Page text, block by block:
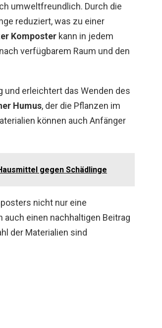
umweltfreundlich. Durch die
reduziert, was zu einer
Komposter kann in jedem
verfügbarem Raum und den
erleichtert das Wenden des
Humus, der die Pflanzen im
können auch Anfänger
gegen Schädlinge
nicht nur eine
einen nachhaltigen Beitrag
der Materialien sind